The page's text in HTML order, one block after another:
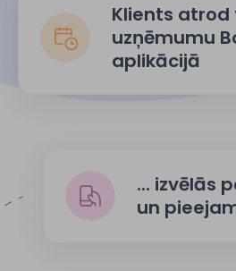
Klients atrod
uzņēmumu
aplikācijā
... izvēlās
un